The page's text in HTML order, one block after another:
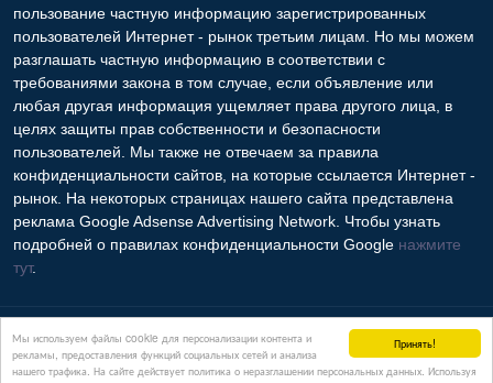
Принять!
Мы используем файлы cookie для персонализации контента и
рекламы, предоставления функций социальных сетей и анализа
нашего трафика. На сайте действует политика о неразглашении персональных данных. Используя
пользование частную информацию зарегистрированных
пользователей Интернет - рынок третьим лицам. Но мы можем
разглашать частную информацию в соответствии с
требованиями закона в том случае, если объявление или
любая другая информация ущемляет права другого лица, в
целях защиты прав собственности и безопасности
пользователей. Мы также не отвечаем за правила
конфиденциальности сайтов, на которые ссылается Интернет -
рынок. На некоторых страницах нашего сайта представлена
реклама Google Adsense Advertising Network. Чтобы узнать
подробней о правилах конфиденциальности Google нажмите
тут.